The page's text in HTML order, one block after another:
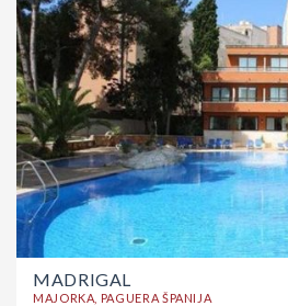
MADRIGAL
MAJORKA, PAGUERA ŠPANIJA